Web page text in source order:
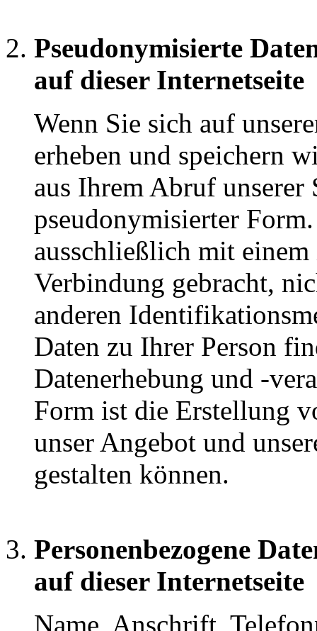
Pseudonymisierte
auf dieser Internetseite
Wenn Sie sich auf
erheben und speichern
aus Ihrem Abruf
pseudonymisierter
ausschließlich mit
Verbindung gebracht,
anderen
Daten zu Ihrer Person
Datenerhebung und -
Form ist die Erstellung
unser Angebot und
gestalten können.
Personenbezogene
auf dieser Internetseite
Name, Anschrift,